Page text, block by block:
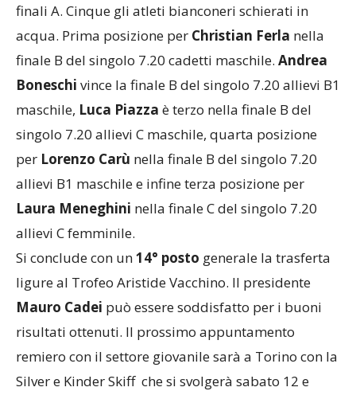
finali A. Cinque gli atleti bianconeri schierati in
acqua. Prima posizione per Christian Ferla nella
finale B del singolo 7.20 cadetti maschile. Andrea
Boneschi vince la finale B del singolo 7.20 allievi B1
maschile, Luca Piazza è terzo nella finale B del
singolo 7.20 allievi C maschile, quarta posizione
per Lorenzo Carù nella finale B del singolo 7.20
allievi B1 maschile e infine terza posizione per
Laura Meneghini nella finale C del singolo 7.20
allievi C femminile.
Si conclude con un14° posto generale la trasferta
ligure al Trofeo Aristide Vacchino. Il presidente
Mauro Cadei può essere soddisfatto per i buoni
risultati ottenuti. Il prossimo appuntamento
remiero con il settore giovanile sarà a Torino con la
Silver e Kinder Skiff che si svolgerà sabato 12 e